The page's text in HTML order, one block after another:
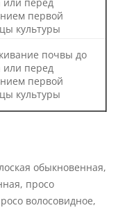
первой
культуры
почвы до
или перед
первой
культуры
обыкновенная,
просо
волосовидное,